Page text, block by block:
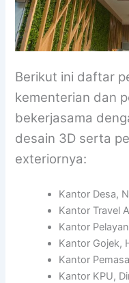
Berikut ini daftar
kementerian dan
bekerjasama
desain 3D serta
exteriornya:
Kantor Desa,
Kantor Travel
Kantor
Kantor Gojek,
Kantor
Kantor KPU,